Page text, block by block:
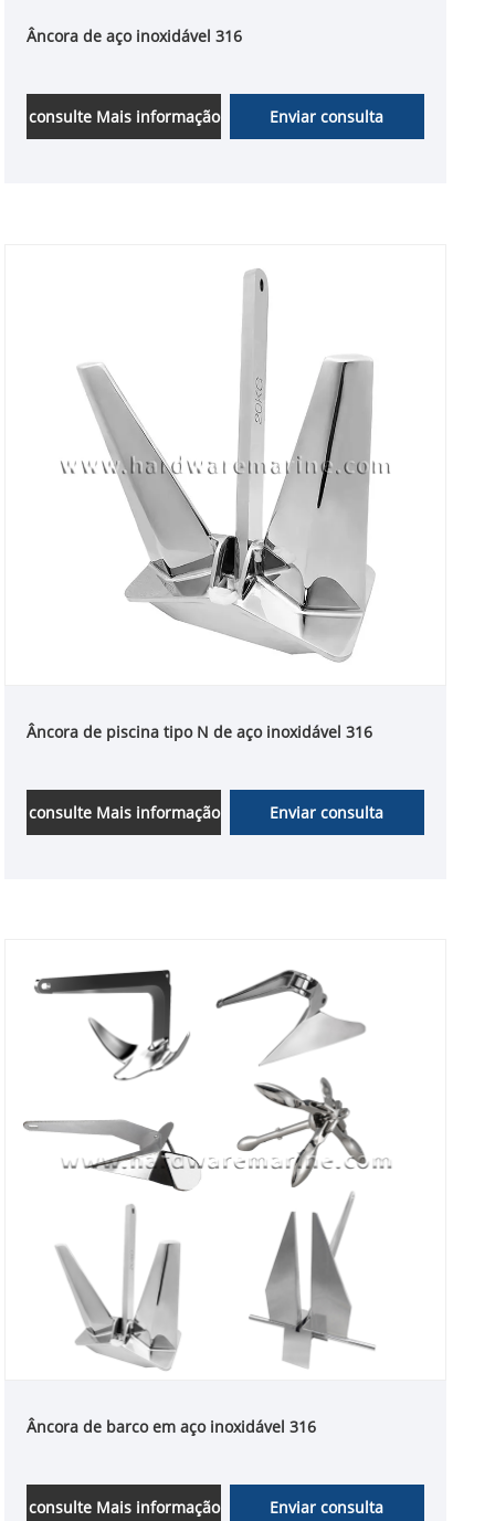
Âncora de aço inoxidável 316
consulte Mais informação Enviar consulta
Âncora de piscina tipo N de aço inoxidável 316
consulte Mais informação Enviar consulta
Âncora de barco em aço inoxidável 316
consulte Mais informação Enviar consulta